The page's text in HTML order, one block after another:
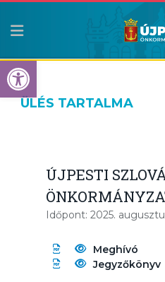
Eszköztár
ÜLÉS TARTALMA
ÚJPESTI
Időpont: 2025.
Meghívó
Jegyzőkönyv